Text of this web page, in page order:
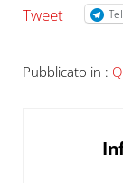
Tweet
Pubblicato in :